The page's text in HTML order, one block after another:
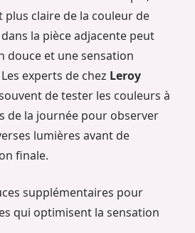
plus claire de la couleur de
la pièce adjacente peut
douce et une sensation
experts de chez Leroy
de tester les couleurs à
de la journée pour observer
lumières avant de
finale.
supplémentaires pour
qui optimisent la sensation